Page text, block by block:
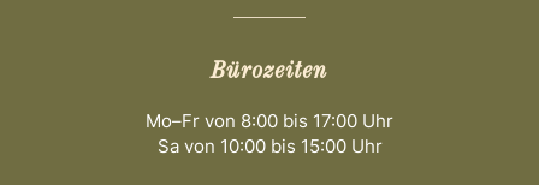
Bürozeiten
Mo–Fr von 8:00 bis 17:00 Uhr
Sa von 10:00 bis 15:00 Uhr